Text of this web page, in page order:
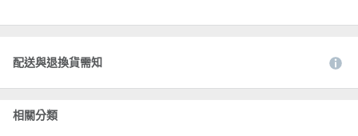
配送與退換貨需知
相關分類